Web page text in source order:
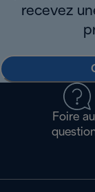
recevez
Foire